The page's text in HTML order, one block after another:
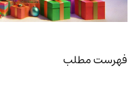
فهرست مطلب